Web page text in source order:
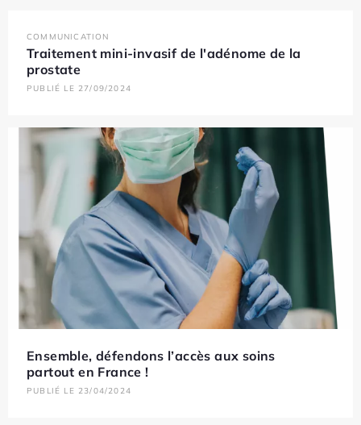
COMMUNICATION
Traitement mini-invasif de l'adénome de la
prostate
PUBLIÉ LE 27/09/2024
Ensemble, défendons l’accès aux soins
partout en France !
PUBLIÉ LE 23/04/2024